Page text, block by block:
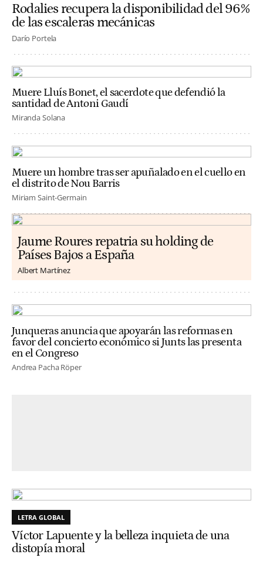
Rodalies recupera la disponibilidad del 96%
de las escaleras mecánicas
Darío Portela
Muere Lluís Bonet, el sacerdote que defendió la
santidad de Antoni Gaudí
Miranda Solana
Muere un hombre tras ser apuñalado en el cuello en
el distrito de Nou Barris
Miriam Saint-Germain
Jaume Roures repatria su holding de
Países Bajos a España
Albert Martínez
Junqueras anuncia que apoyarán las reformas en
favor del concierto económico si Junts las presenta
en el Congreso
Andrea Pacha Röper
LETRA GLOBAL
Víctor Lapuente y la belleza inquieta de una
distopía moral